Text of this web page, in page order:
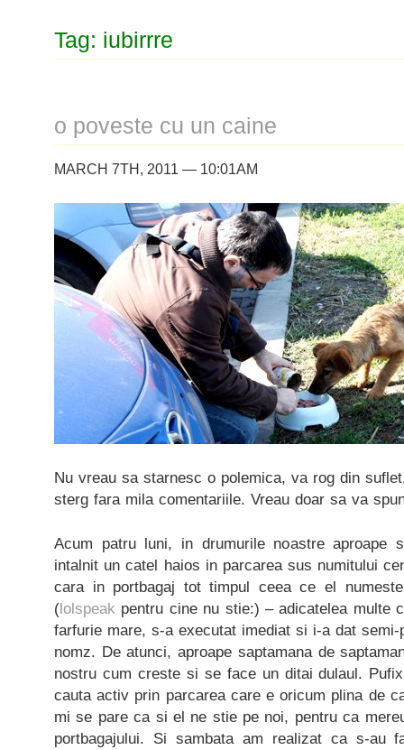
Tag: iubirrre
o poveste cu un caine
MARCH 7TH, 2011 — 10:01AM
Nu vreau sa starnesc o polemica, va rog din
sterg fara mila comentariile. Vreau doar sa va
Acum patru luni, in drumurile noastre aproape
intalnit un catel haios in parcarea sus numitului
cara in portbagaj tot timpul ceea ce el
(lolspeak pentru cine nu stie:) – adicatelea multe
farfurie mare, s-a executat imediat si i-a dat semi-
nomz. De atunci, aproape saptamana de
nostru cum creste si se face un ditai dulaul.
cauta activ prin parcarea care e oricum plina de
mi se pare ca si el ne stie pe noi, pentru ca
portbagajului. Si sambata am realizat ca s-au